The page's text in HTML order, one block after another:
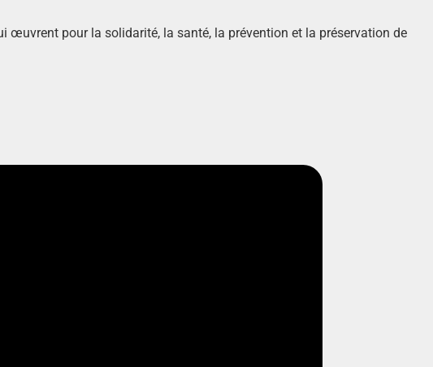
œuvrent pour la solidarité, la santé, la prévention et la préservation de